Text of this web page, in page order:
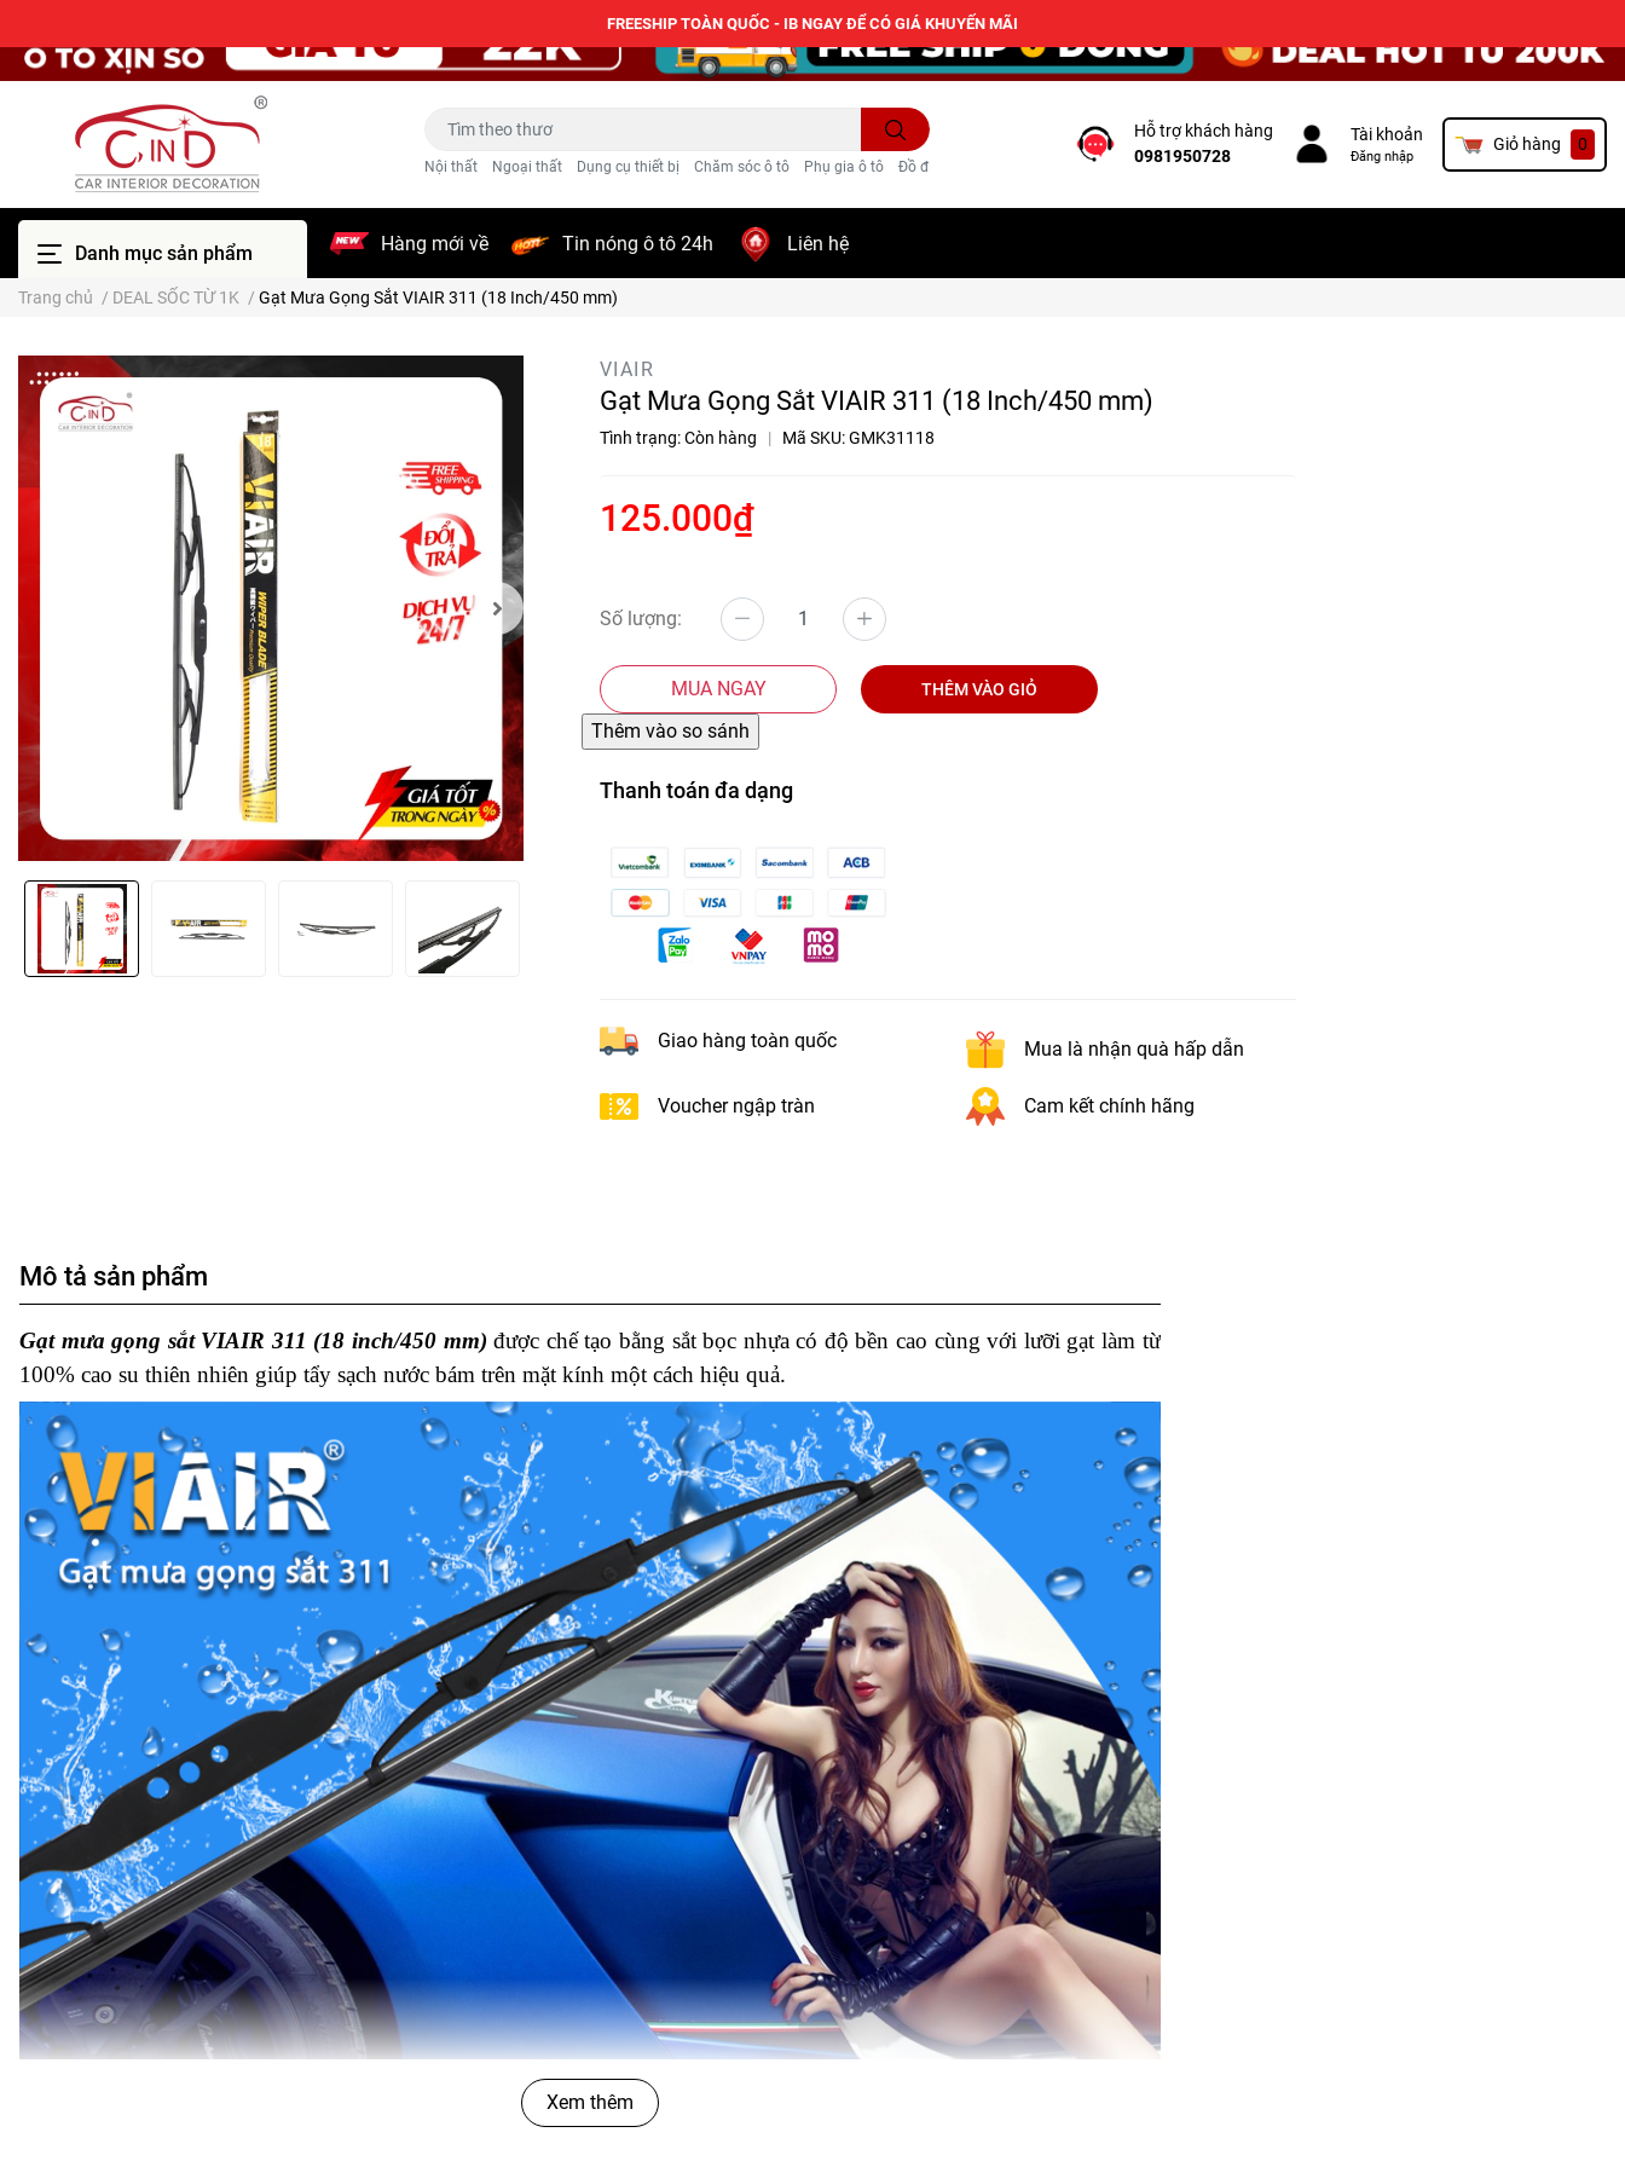
Nội thất Ngoại thất Dụng cụ thiết bị Chăm sóc ô tô Phụ gia ô tô Đồ điện ô tô
Hỗ trợ khách hàng
0981950728
Tài khoản
Đăng nhập
Giỏ hàng 0
Danh mục sản phẩm Hàng mới về Tin nóng ô tô 24h Liên hệ
Trang chủ / DEAL SỐC TỪ 1K / Gạt Mưa Gọng Sắt VIAIR 311 (18 Inch/450 mm)
VIAIR
Gạt Mưa Gọng Sắt VIAIR 311 (18 Inch/450 mm)
Tình trạng:Còn hàng | Mã SKU:GMK31118
125.000₫
Số lượng:
MUA NGAY THÊM VÀO GIỎ
Thanh toán đa dạng
Giao hàng toàn quốc Mua là nhận quà hấp dẫn
Voucher ngập tràn Cam kết chính hãng
Mô tả sản phẩm
Gạt mưa gọng sắt VIAIR 311 (18 inch/450 mm) được chế tạo bằng sắt bọc nhựa có độ bền cao cùng với lưỡi gạt làm từ
100% cao su thiên nhiên giúp tẩy sạch nước bám trên mặt kính một cách hiệu quả.
Xem thêm
FREESHIP TOÀN QUỐC - IB NGAY ĐỂ CÓ GIÁ KHUYẾN MÃI